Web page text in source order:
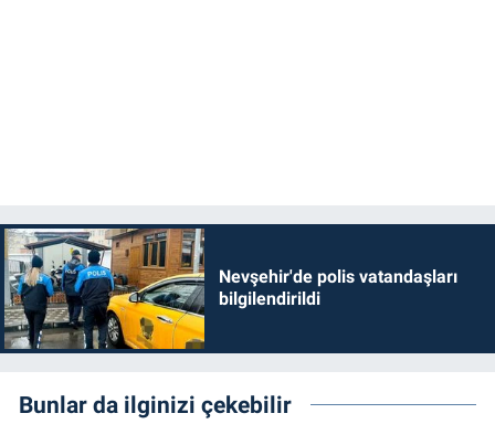
Nevşehir'de polis vatandaşları
bilgilendirildi
Bunlar da ilginizi çekebilir